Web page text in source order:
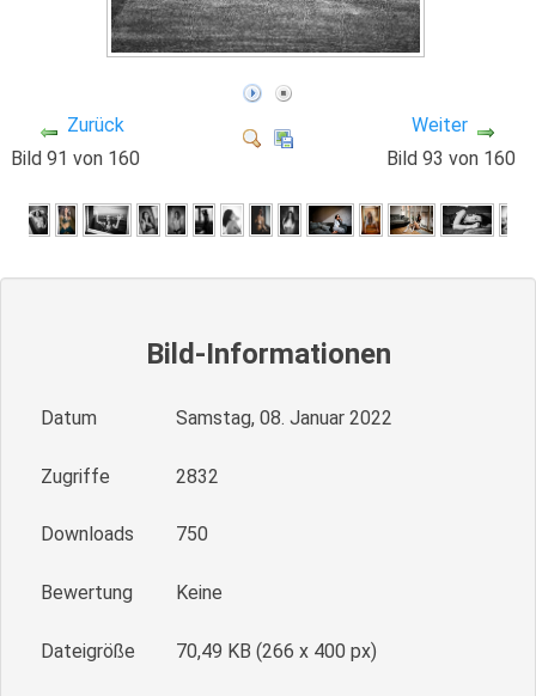
Zurück
Bild 91 von 160
Weiter
Bild 93 von 160
Bild-Informationen
Datum Samstag, 08. Januar 2022
Zugriffe 2832
Downloads 750
Bewertung Keine
Dateigröße 70,49 KB (266 x 400 px)